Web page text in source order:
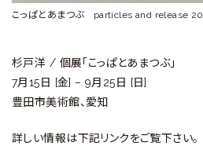
こっぱとあまつぶ particles and release
杉戸洋 / 個展「こっぱとあまつぶ」
7月15日 [金] – 9月25日 [日]
豊田市美術館、愛知
詳しい情報は下記リンクをご覧下さい。